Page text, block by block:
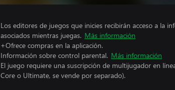
Los editores de juegos que inicies recibirán acceso a la
asociados mientras juegas. Más información
+Ofrece compras en la aplicación.
Información sobre control parental. Más información
El juego requiere una suscripción de multijugador en
Core o Ultimate, se vende por separado).